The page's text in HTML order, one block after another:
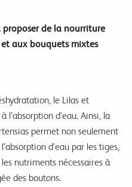
de la nourriture
aux bouquets mixtes
le Lilas et
l’absorption d’eau. Ainsi, la
permet non seulement
d’eau par les tiges,
nutriments nécessaires à
des boutons.